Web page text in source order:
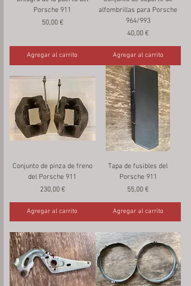
Porsche 911
Precio
50,00 €
Agregar al carrito
alfombrillas para Porsche
964/993
Precio
40,00 €
Agregar al carrito
Conjunto de pinza de freno
del Porsche 911
Precio
230,00 €
Agregar al carrito
Tapa de fusibles del
Porsche 911
Precio
55,00 €
Agregar al carrito